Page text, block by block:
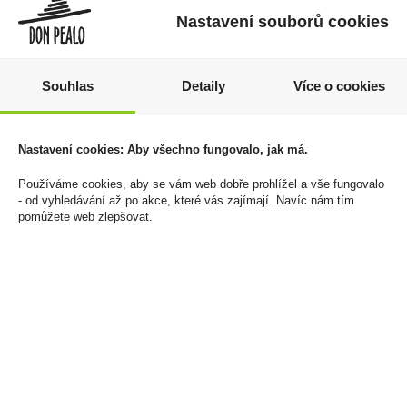
Chocolady Cappuccino
čokoládové pralinky s
krémovou náplní 170g
129 Kč
Cena za:1 ks
19 Kč
Cena za:
1 ks
Skladem:100 - 500 ks
Nastavení souborů cookies
Souhlas Detaily Více o cookies
Nastavení cookies: Aby všechno fungovalo, jak má.
Používáme cookies, aby se vám web dobře prohlížel a vše fungovalo
- od vyhledávání až po akce, které vás zajímají. Navíc nám tím
pomůžete web zlepšovat.